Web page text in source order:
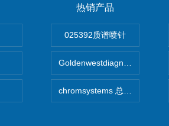
热销产品
025392质谱喷针
Goldenwestdiagnostics总代
chromsystems 总代理